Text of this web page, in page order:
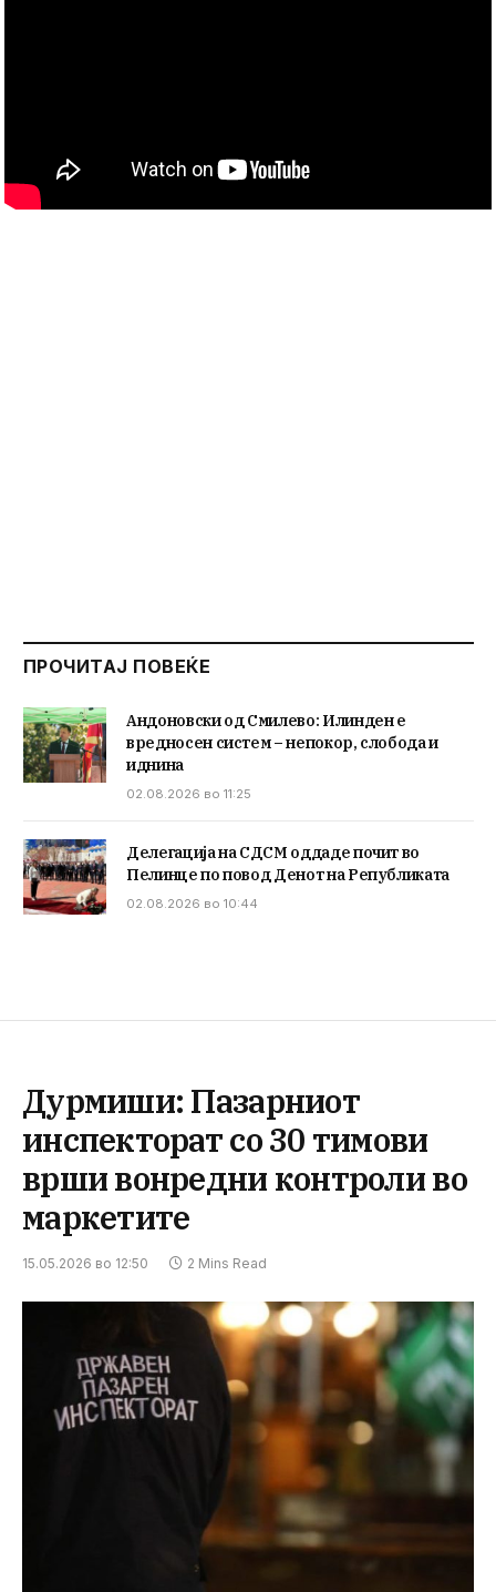
ПРОЧИТАЈ ПОВЕЌЕ
Андоновски од Смилево: Илинден е
вредносен систем – непокор, слобода и
иднина
02.08.2026 во 11:25
Делегација на СДСМ оддаде почит во
Пелинце по повод Денот на Републиката
02.08.2026 во 10:44
Дурмиши: Пазарниот
инспекторат со 30 тимови
врши вонредни контроли во
маркетите
15.05.2026 во 12:50 2 Mins Read